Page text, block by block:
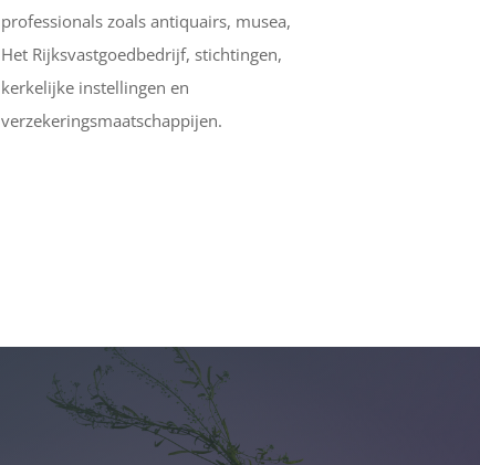
professionals zoals antiquairs, musea,
Het Rijksvastgoedbedrijf, stichtingen,
kerkelijke instellingen en
verzekeringsmaatschappijen.